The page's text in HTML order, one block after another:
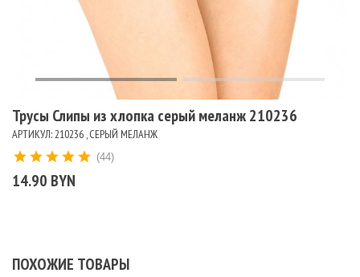
Трусы Слипы из хлопка серый меланж 210236
АРТИКУЛ: 210236 , СЕРЫЙ МЕЛАНЖ
14.90 BYN
(44)
ПОХОЖИЕ ТОВАРЫ